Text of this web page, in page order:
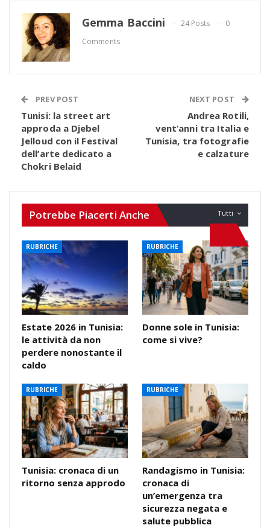
Gemma Baccini 24 Posts
0
Comments
PREV POST
Tunisi: la street art
approda a Djebel
Jelloud con il Festival
dell’arte dedicato a
Chokri Belaid
NEXT POST
Andrea Rotili,
vent’anni tra Italia e
Tunisia, tra fotografie
e calzature
Tutti
Potrebbe Piacerti Anche
RUBRICHE
Estate 2026 in Tunisia:
le attività da non
perdere nonostante il
caldo
RUBRICHE
Donne sole in Tunisia:
come si vive?
RUBRICHE
Tunisia: cronaca di un
ritorno senza approdo
RUBRICHE
Randagismo in Tunisia:
cronaca di
un’emergenza tra
sicurezza negata e
salute pubblica